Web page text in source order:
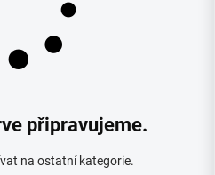
připravujeme.
na ostatní kategorie.